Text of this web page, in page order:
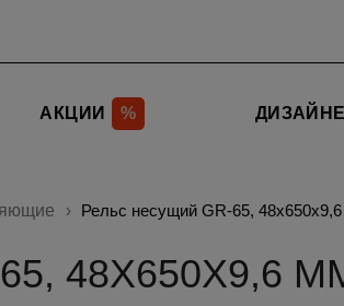
АКЦИИ %
Рельс несущий GR-65,
48X650X9,6